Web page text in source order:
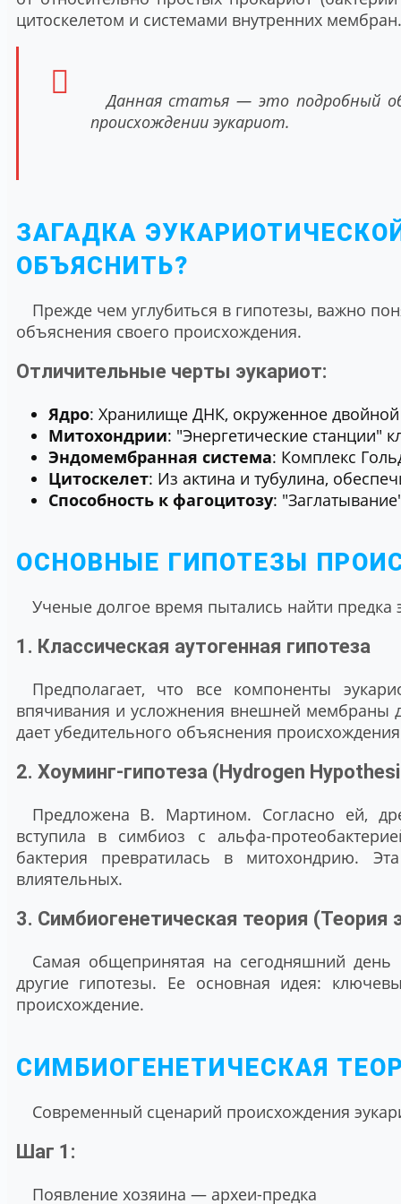
цитоскелетом и системами внутренних
Данная статья — это подробный
происхождении эукариот.
ЗАГАДКА
ОБЪЯСНИТЬ?
Прежде чем углубиться в гипотезы, важно
объяснения своего происхождения.
Отличительные черты эукариот:
Ядро: Хранилище ДНК, окруженное
Митохондрии: "Энергетические станции"
Эндомембранная система: Комплекс
Цитоскелет: Из актина и тубулина,
Способность к фагоцитозу:
ОСНОВНЫЕ ГИПОТЕЗЫ
Ученые долгое время пытались найти предка
1. Классическая аутогенная гипотеза
Предполагает, что все компоненты
впячивания и усложнения внешней мембраны
дает убедительного объяснения
2. Хоуминг-гипотеза (Hydrogen
Предложена В. Мартином. Согласно ей,
вступила в симбиоз с альфа-
бактерия превратилась в митохондрию.
влиятельных.
3. Симбиогенетическая теория (Теория
Самая общепринятая на сегодняшний день
другие гипотезы. Ее основная идея:
происхождение.
СИМБИОГЕНЕТИЧЕСКАЯ
Современный сценарий происхождения
Шаг 1:
Появление хозяина — археи-предка